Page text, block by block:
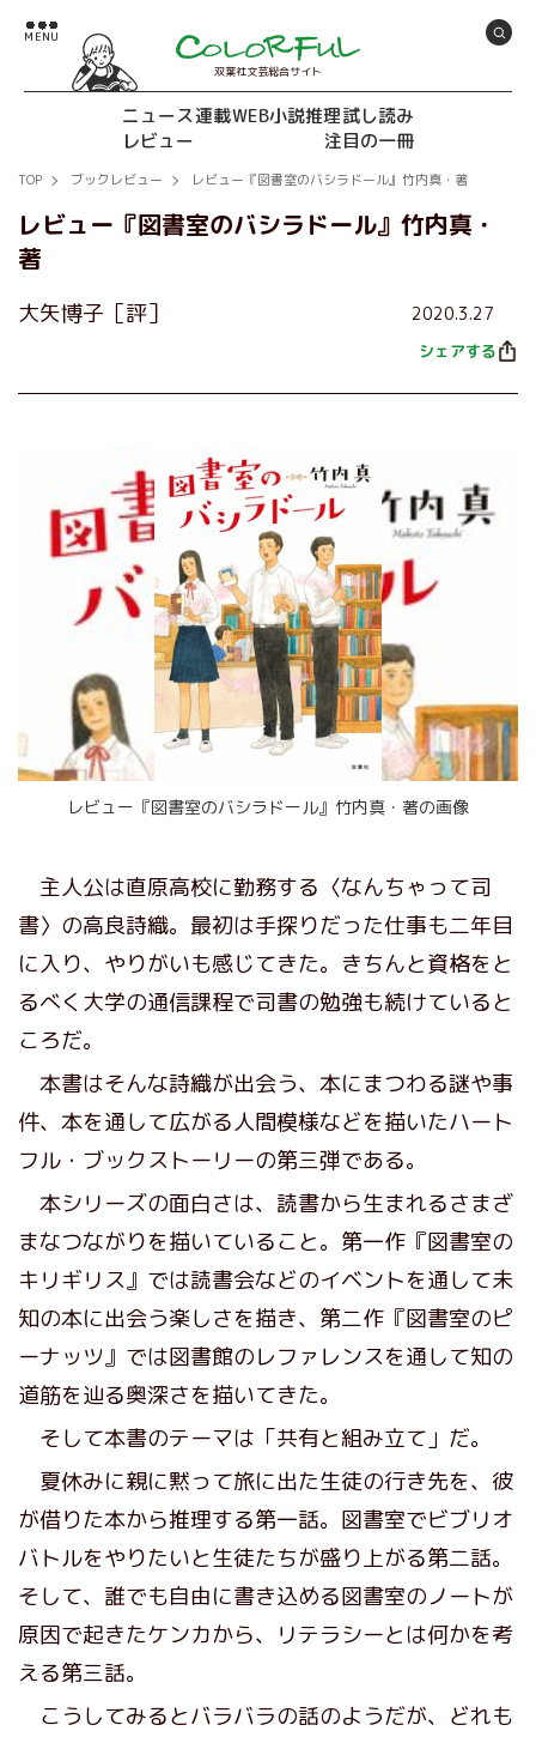
双葉社文芸総合サイト
ニュース連載WEB小説推理試し読み
レビュー
注目の一冊
TOP ブックレビュー レビュー『図書室のバシラドール』竹内真・著
レビュー『図書室のバシラドール』竹内真・
著
大矢博子［評］ 2020.3.27
シェアする
レビュー『図書室のバシラドール』竹内真・著の画像
主人公は直原高校に勤務する〈なんちゃって司
書〉の高良詩織。最初は手探りだった仕事も二年目
に入り、やりがいも感じてきた。きちんと資格をと
るべく大学の通信課程で司書の勉強も続けていると
ころだ。
本書はそんな詩織が出会う、本にまつわる謎や事
件、本を通して広がる人間模様などを描いたハート
フル・ブックストーリーの第三弾である。
本シリーズの面白さは、読書から生まれるさまざ
まなつながりを描いていること。第一作『図書室の
キリギリス』では読書会などのイベントを通して未
知の本に出会う楽しさを描き、第二作『図書室のピ
ーナッツ』では図書館のレファレンスを通して知の
道筋を辿る奥深さを描いてきた。
そして本書のテーマは「共有と組み立て」だ。
夏休みに親に黙って旅に出た生徒の行き先を、彼
が借りた本から推理する第一話。図書室でビブリオ
バトルをやりたいと生徒たちが盛り上がる第二話。
そして、誰でも自由に書き込める図書室のノートが
原因で起きたケンカから、リテラシーとは何かを考
える第三話。
こうしてみるとバラバラの話のようだが、どれも